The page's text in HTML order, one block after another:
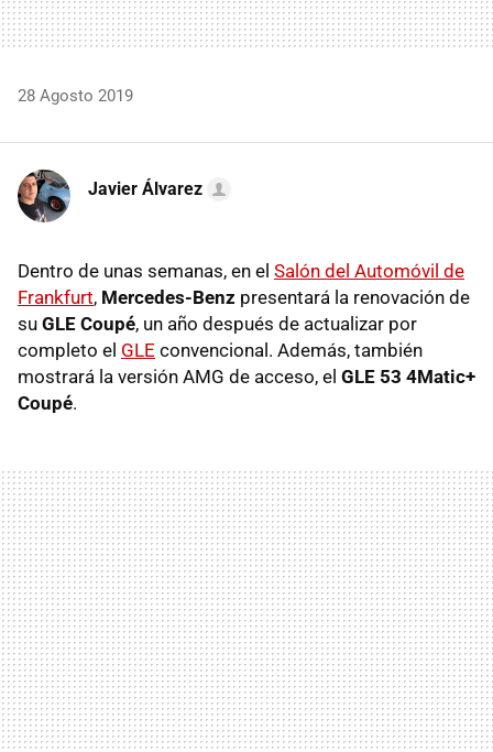
28 Agosto 2019
Javier Álvarez
Dentro de unas semanas, en el Salón del Automóvil de
Frankfurt, Mercedes-Benz presentará la renovación de
su GLE Coupé, un año después de actualizar por
completo el GLE convencional. Además, también
mostrará la versión AMG de acceso, el GLE 53 4Matic+
Coupé.